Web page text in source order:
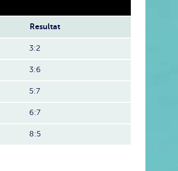
Resultat
3:2
3:6
5:7
6:7
8:5